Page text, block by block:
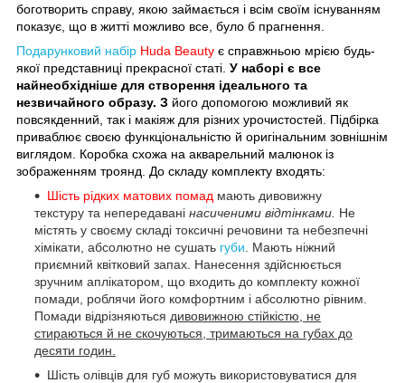
боготворить справу, якою займається і всім своїм існуванням
показує, що в житті можливо все, було б прагнення.
Подарунковий набір Huda Beauty є справжньою мрією будь-
якої представниці прекрасної статі. У наборі є все
найнеобхідніше для створення ідеального та
незвичайного образу. З його допомогою можливий як
повсякденний, так і макіяж для різних урочистостей. Підбірка
приваблює своєю функціональністю й оригінальним зовнішнім
виглядом. Коробка схожа на акварельний малюнок із
зображенням троянд. До складу комплекту входять:
Шість рідких матових помад мають дивовижну
текстуру та непередавані насиченими відтінками. Не
містять у своєму складі токсичні речовини та небезпечні
хімікати, абсолютно не сушать губи . Мають ніжний
приємний квітковий запах. Нанесення здійснюється
зручним аплікатором, що входить до комплекту кожної
помади, роблячи його комфортним і абсолютно рівним.
Помади відрізняються дивовижною стійкістю, не
стираються й не скочуються, тримаються на губах до
десяти годин.
Шість олівців для губ можуть використовуватися для